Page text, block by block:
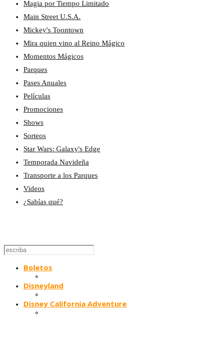
Magia por Tiempo Limitado
Main Street U.S.A.
Mickey's Toontown
Mira quien vino al Reino Mágico
Momentos Mágicos
Parques
Pases Anuales
Películas
Promociones
Shows
Sorteos
Star Wars: Galaxy's Edge
Temporada Navideña
Transporte a los Parques
Videos
¿Sabías qué?
Boletos
Disneyland
Disney California Adventure